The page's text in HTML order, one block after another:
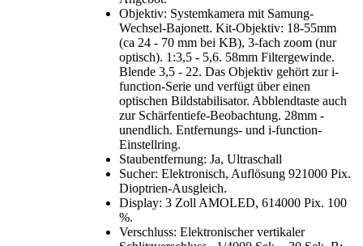
Objektiv: Systemkamera mit Samung-
Wechsel-Bajonett. Kit-Objektiv: 18-55mm
(ca 24 - 70 mm bei KB), 3-fach zoom (nur
optisch). 1:3,5 - 5,6. 58mm Filtergewinde.
Blende 3,5 - 22. Das Objektiv gehört zur i-
function-Serie und verfügt über einen
optischen Bildstabilisator. Abblendtaste auch
zur Schärfentiefe-Beobachtung. 28mm -
unendlich. Entfernungs- und i-function-
Einstellring.
Staubentfernung: Ja, Ultraschall
Sucher: Elektronisch, Auflösung 921000 Pix.
Dioptrien-Ausgleich.
Display: 3 Zoll AMOLED, 614000 Pix. 100
%.
Verschluss: Elektronischer vertikaler